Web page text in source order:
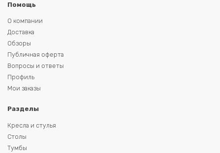
Помощь
О компании
Доставка
Обзоры
Публичная оферта
Вопросы и ответы
Профиль
Мои заказы
Разделы
Кресла и стулья
Столы
Тумбы